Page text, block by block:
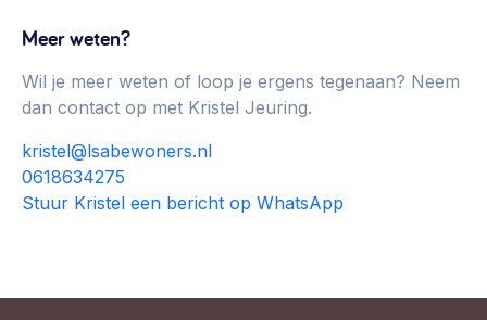
Meer weten?
Wil je meer weten of loop je ergens tegenaan? Neem
dan contact op met Kristel Jeuring.
kristel@lsabewoners.nl
0618634275
Stuur Kristel een bericht op WhatsApp